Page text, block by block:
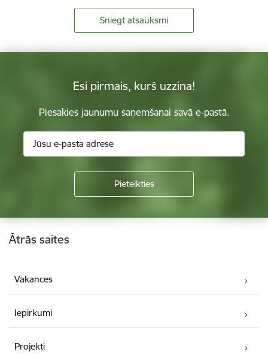
Sniegt atsauksmi
Esi pirmais, kurš uzzina!
Piesakies jaunumu saņemšanai savā e-pastā.
Kājene
Ātrās saites
Vakances
Iepirkumi
Projekti